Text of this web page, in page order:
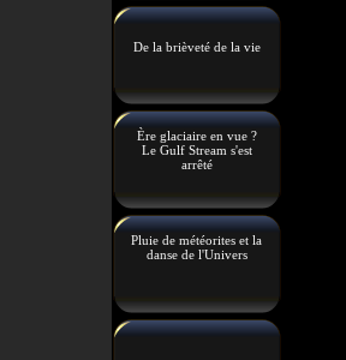
De la brièveté de la vie
Ère glaciaire en vue ?
Le Gulf Stream s'est
arrêté
Pluie de météorites et la
danse de l'Univers